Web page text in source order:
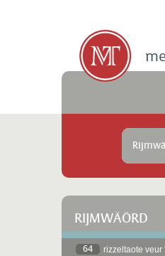
RIJMWÄÖRD
64 rizzeltaote veur